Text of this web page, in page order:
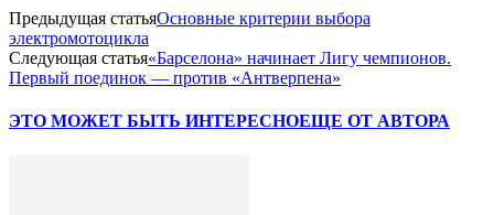
Предыдущая статьяОсновные критерии выбора
электромотоцикла
Следующая статья«Барселона» начинает Лигу чемпионов.
Первый поединок — против «Антверпена»
ЭТО МОЖЕТ БЫТЬ ИНТЕРЕСНОЕЩЕ ОТ АВТОРА